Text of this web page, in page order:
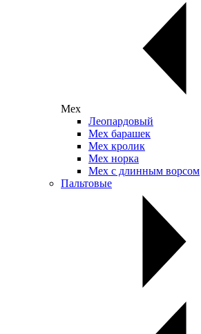
Мех
Леопардовый
Мех барашек
Мех кролик
Мех норка
Мех с длинным ворсом
Пальтовые